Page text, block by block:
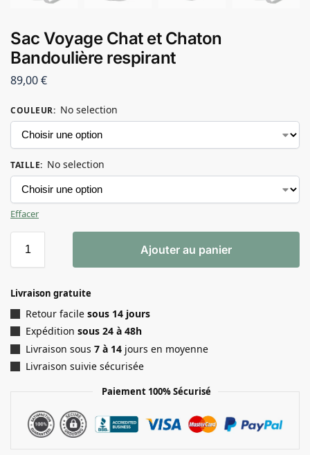
Sac Voyage Chat et Chaton
Bandoulière respirant
89,00€
COULEUR: No selection
TAILLE: No selection
Effacer
Ajouter au panier
Livraison gratuite
Retour facile sous 14 jours
Expédition sous 24 à 48h
Livraison sous 7 à 14 jours en moyenne
Livraison suivie sécurisée
Paiement 100% Sécurisé